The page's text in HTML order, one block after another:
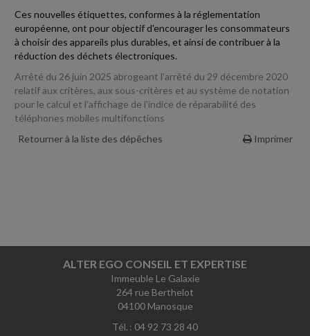
Ces nouvelles étiquettes, conformes à la réglementation
européenne, ont pour objectif d'encourager les consommateurs
à choisir des appareils plus durables, et ainsi de contribuer à la
réduction des déchets électroniques.
Arrêté du 26 juin 2025 abrogeant l'arrêté du 29 décembre 2020
relatif aux critères, aux sous-critères et au système de notation
pour le calcul et l'affichage de l'indice de réparabilité des
téléphones mobiles multifonctions
Retourner à la liste des dépêches
Imprimer
ALTER EGO CONSEIL ET EXPERTISE
Immeuble Le Galaxie
264 rue Berthelot
04100 Manosque
Tél. : 04 92 73 28 40